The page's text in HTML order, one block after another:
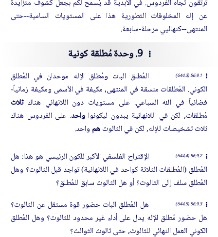
ترتقون تجاه الفردوس. في الأبدية قد يُسمح لكم بجعل كشوف متزايدة
عن إله المخلوقات التطورية هذا على المستويات السامية--حتى
المنتهى--كنهائيي مرحلة-سابعة.
9. وحدة مُطلقة كونية
56:9.1 (644.3)
المُطلق البات ومُطلق الإله موحدان في المُطلق
الكوني. المُطلقات منسقة في المنتهى, مكيفة في الأسمى ومكيفة زمانياً-
فضائياً في الله السباعي. على مستويات دون اللانهائي هناكثلاث
مُطلقات, لكن في اللانهائية يبدون ليكونواواحد. على الفردوس هناك
ثلاث تشخيصات للإله, لكن في الثالوثهم واحد.
56:9.2 (644.4)
الإقتراح الفلسفي الأكبر للكون الرئيسي هو هذا: هل
المُطلق (المُطلقات الثلاثة كواحد في اللانهائية) تواجد قبل الثالوث؟ وهل
المُطلق سلف إلى الثالوث؟ أو هل الثالوث سابق للمُطلق؟
56:9.3 (644.5)
هل المُطلق البات حضور قوة مستقل عن الثالوث؟
هل حضور مُطلق الإله يدل على أداء غير محدود للثالوث؟ وهل المُطلق
الكوني العمل النهائي للثالوث, حتى ثالوث الثوالث؟